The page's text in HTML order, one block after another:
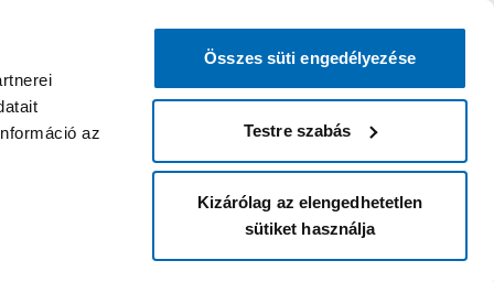
az
Összes süti engedélyezése
Testre szabás
Kizárólag az elengedhetetlen
sütiket használja
bejelentkezni?
Belépés Listáim
Áruházak és szolgáltatások